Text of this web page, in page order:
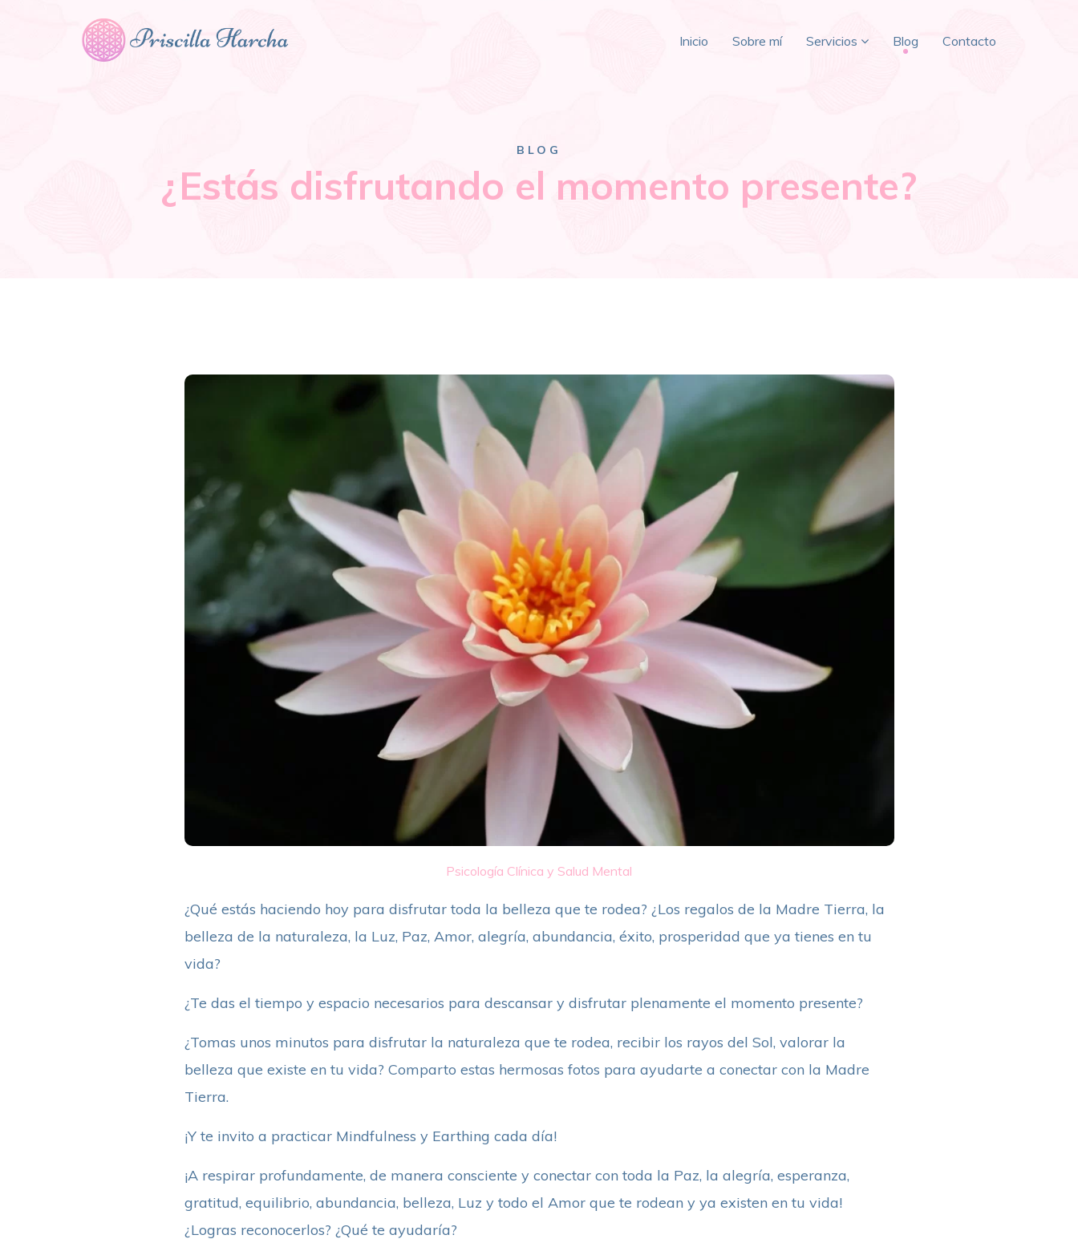
Inicio Sobre mí Servicios Blog Contacto
BLOG
¿Estás disfrutando el momento presente?
Psicología Clínica y Salud Mental
¿Qué estás haciendo hoy para disfrutar toda la belleza que te rodea? ¿Los regalos de la Madre Tierra, la
belleza de la naturaleza, la Luz, Paz, Amor, alegría, abundancia, éxito, prosperidad que ya tienes en tu
vida?
¿Te das el tiempo y espacio necesarios para descansar y disfrutar plenamente el momento presente?
¿Tomas unos minutos para disfrutar la naturaleza que te rodea, recibir los rayos del Sol, valorar la
belleza que existe en tu vida? Comparto estas hermosas fotos para ayudarte a conectar con la Madre
Tierra.
¡Y te invito a practicar Mindfulness y Earthing cada día!
¡A respirar profundamente, de manera consciente y conectar con toda la Paz, la alegría, esperanza,
gratitud, equilibrio, abundancia, belleza, Luz y todo el Amor que te rodean y ya existen en tu vida!
¿Logras reconocerlos? ¿Qué te ayudaría?